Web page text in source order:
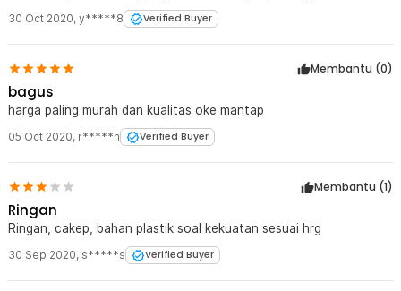
30 Oct 2020, y*****8 Verified Buyer
Membantu (0)
bagus
harga paling murah dan kualitas oke mantap
05 Oct 2020, r*****n Verified Buyer
Membantu (1)
Ringan
Ringan, cakep, bahan plastik soal kekuatan sesuai hrg
30 Sep 2020, s*****s Verified Buyer